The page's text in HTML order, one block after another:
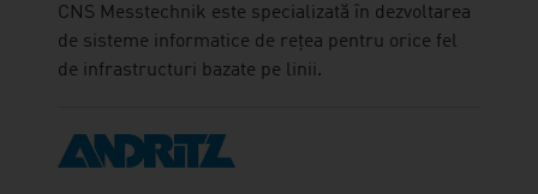
CNS Messtechnik este specializată în dezvoltarea
de sisteme informatice de rețea pentru orice fel
de infrastructuri bazate pe linii.